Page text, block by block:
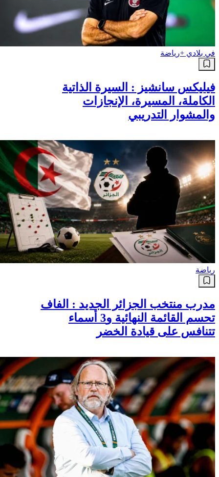
في بلادي +رياضة
فيليكس سانشيز : السيرة الذاتية
الكاملة، المسيرة، الإنجازات
والمشوار التدريبي
رياضة
مدرب منتخب الجزائر الجديد : الفاف
تحسم القائمة النهائية و3 أسماء
تتنافس على قيادة الخضر